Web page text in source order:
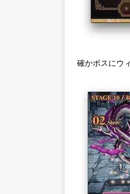
確かボスにウ